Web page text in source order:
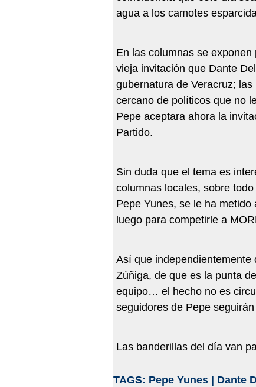
agua a los camotes
En las columnas se
vieja invitación que Dante
gubernatura de Veracruz;
cercano de políticos que no
Pepe aceptara ahora la
Partido.
Sin duda que el tema es
columnas locales, sobre
Pepe Yunes, se le ha
luego para competirle a
Así que independientemente
Zúñiga, de que es la punta
equipo… el hecho no es
seguidores de Pepe
Las banderillas del día van
TAGS: Pepe Yunes Dante